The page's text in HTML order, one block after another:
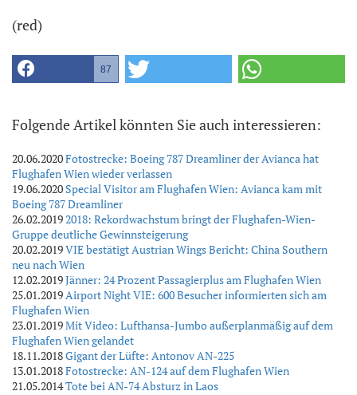
(red)
87
Folgende Artikel könnten Sie auch interessieren:
20.06.2020Fotostrecke: Boeing 787 Dreamliner der Avianca hat
Flughafen Wien wieder verlassen
19.06.2020 Special Visitor am Flughafen Wien: Avianca kam mit
Boeing 787 Dreamliner
26.02.20192018: Rekordwachstum bringt der Flughafen-Wien-
Gruppe deutliche Gewinnsteigerung
20.02.2019VIE bestätigt Austrian Wings Bericht: China Southern
neu nach Wien
12.02.2019Jänner: 24 Prozent Passagierplus am Flughafen Wien
25.01.2019Airport Night VIE: 600 Besucher informierten sich am
Flughafen Wien
23.01.2019Mit Video: Lufthansa-Jumbo außerplanmäßig auf dem
Flughafen Wien gelandet
18.11.2018Gigant der Lüfte: Antonov AN-225
13.01.2018Fotostrecke: AN-124 auf dem Flughafen Wien
21.05.2014Tote bei AN-74 Absturz in Laos